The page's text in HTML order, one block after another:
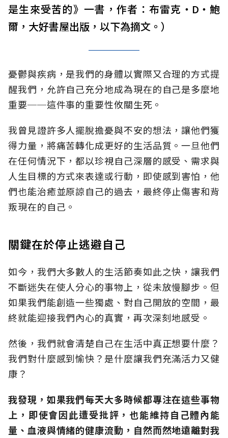
是生來受苦的》一書，作者：布雷克‧D‧鮑
爾，大好書屋出版，以下為摘文。）
憂鬱與疾病，是我們的身體以實際又合理的方式提
醒我們，允許自己充分地成為現在的自己是多麼地
重要──這件事的重要性攸關生死。
我曾見證許多人擺脫擔憂與不安的想法，讓他們獲
得力量，將痛苦轉化成更好的生活品質。一旦他們
在任何情況下，都以珍視自己深層的感受、需求與
人生目標的方式來表達或行動，即使感到害怕，他
們也能治癒並原諒自己的過去，最終停止傷害和背
叛現在的自己。
關鍵在於停止逃避自己
如今，我們大多數人的生活節奏如此之快，讓我們
不斷迷失在使人分心的事物上，從未放慢腳步。但
如果我們能創造一些獨處、對自己開放的空間，最
終就能迎接我們內心的真實，再次深刻地感受。
然後，我們就會清楚自己在生活中真正想要什麼？
我們對什麼感到愉快？是什麼讓我們充滿活力又健
康？
我發現，如果我們每天大多時候都專注在這些事物
上，即使會因此遭受批評，也能維持自己體內能
量、血液與情緒的健康流動，自然而然地遠離對我